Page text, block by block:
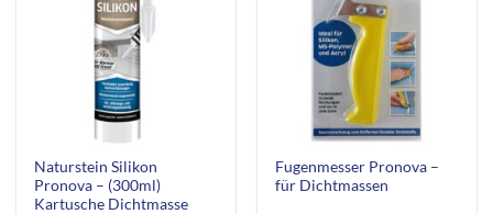
Naturstein Silikon
Pronova – (300ml)
Kartusche Dichtmasse
Fugenmesser Pronova –
für Dichtmassen